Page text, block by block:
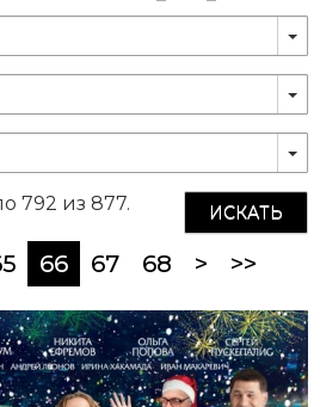
ИСКАТЬ
792 из 877.
66(current)
67 68 > >>